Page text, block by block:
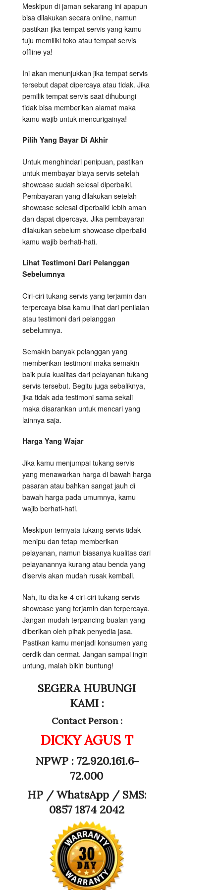
Meskipun di jaman sekarang ini apapun
bisa dilakukan secara online, namun
pastikan jika tempat servis yang kamu
tuju memiliki toko atau tempat servis
offline ya!
Ini akan menunjukkan jika tempat servis
tersebut dapat dipercaya atau tidak. Jika
pemilik tempat servis saat dihubungi
tidak bisa memberikan alamat maka
kamu wajib untuk mencurigainya!
Pilih Yang Bayar Di Akhir
Untuk menghindari penipuan, pastikan
untuk membayar biaya servis setelah
showcase sudah selesai diperbaiki.
Pembayaran yang dilakukan setelah
showcase selesai diperbaiki lebih aman
dan dapat dipercaya. Jika pembayaran
dilakukan sebelum showcase diperbaiki
kamu wajib berhati-hati.
Lihat Testimoni Dari Pelanggan
Sebelumnya
Ciri-ciri tukang servis yang terjamin dan
terpercaya bisa kamu lihat dari penilaian
atau testimoni dari pelanggan
sebelumnya.
Semakin banyak pelanggan yang
memberikan testimoni maka semakin
baik pula kualitas dari pelayanan tukang
servis tersebut. Begitu juga sebaliknya,
jika tidak ada testimoni sama sekali
maka disarankan untuk mencari yang
lainnya saja.
Harga Yang Wajar
Jika kamu menjumpai tukang servis
yang menawarkan harga di bawah harga
pasaran atau bahkan sangat jauh di
bawah harga pada umumnya, kamu
wajib berhati-hati.
Meskipun ternyata tukang servis tidak
menipu dan tetap memberikan
pelayanan, namun biasanya kualitas dari
pelayanannya kurang atau benda yang
diservis akan mudah rusak kembali.
Nah, itu dia ke-4 ciri-ciri tukang servis
showcase yang terjamin dan terpercaya.
Jangan mudah terpancing bualan yang
diberikan oleh pihak penyedia jasa.
Pastikan kamu menjadi konsumen yang
cerdik dan cermat. Jangan sampai ingin
untung, malah bikin buntung!
SEGERA HUBUNGI
KAMI :
Contact Person :
DICKY AGUS T
NPWP : 72.920.161.6-
72.000
HP /WhatsApp / SMS:
0857 1874 2042